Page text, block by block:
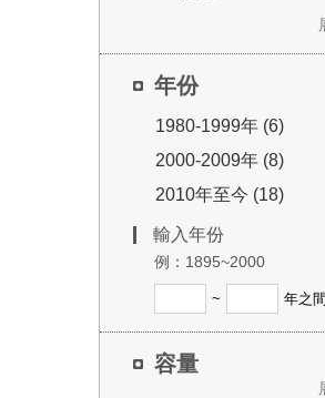
年份
1980-1999年 (6)
2000-2009年 (8)
2010年至今 (18)
輸入年份
例：1895~2000
~ 年之間
容量